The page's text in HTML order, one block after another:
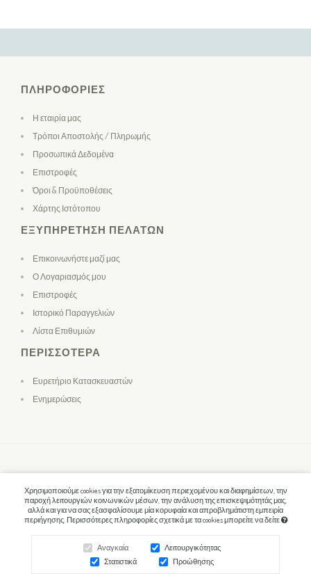
Χρησιμοποιούμε cookies για την εξατομίκευση περιεχομένου και διαφημίσεων, την
παροχή λειτουργιών κοινωνικών μέσων, την ανάλυση της επισκεψιμότητάς μας,
αλλά και για να σας εξασφαλίσουμε μία κορυφαία και απροβλημάτιστη εμπειρία
περιήγησης. Περισσότερες πληροφορίες σχετικά με τα cookies μπορείτε να δείτε
Αναγκαία
Λειτουργικότητας
Στατιστικά
Προώθησης
ΠΛΗΡΟΦΟΡΊΕΣ
Η εταιρία μας
Τρόποι Αποστολής / Πληρωμής
Προσωπικά Δεδομένα
Επιστροφές
Όροι & Προϋποθέσεις
Χάρτης Ιστότοπου
ΕΞΥΠΗΡΈΤΗΣΗ ΠΕΛΑΤΏΝ
Επικοινωνήστε μαζί μας
Ο Λογαριασμός μου
Επιστροφές
Ιστορικό Παραγγελιών
Λίστα Επιθυμιών
ΠΕΡΙΣΣΌΤΕΡΑ
Ευρετήριο Κατασκευαστών
Ενημερώσεις